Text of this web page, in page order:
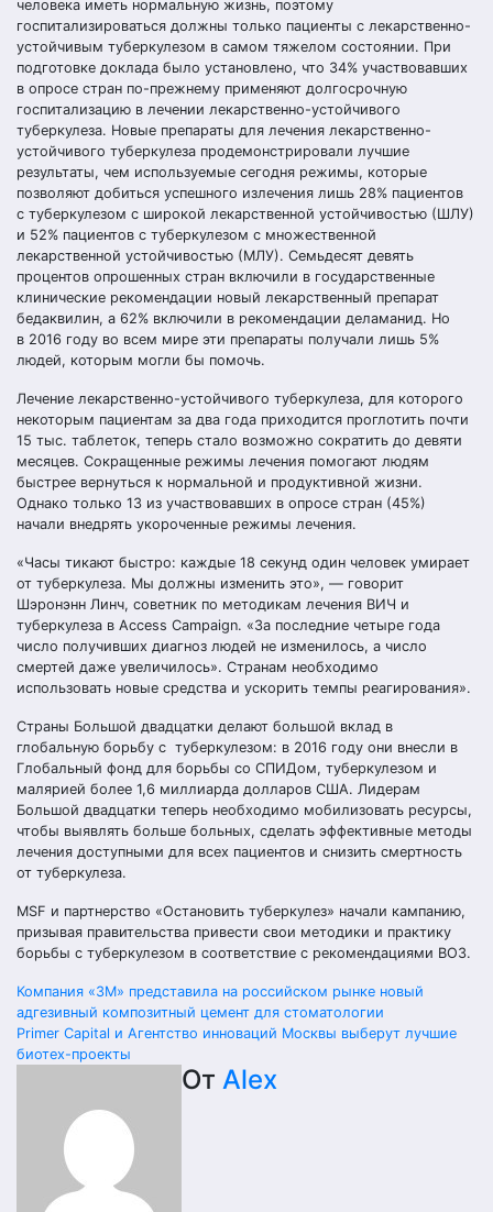
человека иметь нормальную жизнь, поэтому
госпитализироваться должны только пациенты с лекарственно-
устойчивым туберкулезом в самом тяжелом состоянии. При
подготовке доклада было установлено, что 34% участвовавших
в опросе стран по-прежнему применяют долгосрочную
госпитализацию в лечении лекарственно-устойчивого
туберкулеза. Новые препараты для лечения лекарственно-
устойчивого туберкулеза продемонстрировали лучшие
результаты, чем используемые сегодня режимы, которые
позволяют добиться успешного излечения лишь 28% пациентов
с туберкулезом с широкой лекарственной устойчивостью (ШЛУ)
и 52% пациентов с туберкулезом с множественной
лекарственной устойчивостью (МЛУ). Семьдесят девять
процентов опрошенных стран включили в государственные
клинические рекомендации новый лекарственный препарат
бедаквилин, а 62% включили в рекомендации деламанид. Но
в 2016 году во всем мире эти препараты получали лишь 5%
людей, которым могли бы помочь.
Лечение лекарственно-устойчивого туберкулеза, для которого
некоторым пациентам за два года приходится проглотить почти
15 тыс. таблеток, теперь стало возможно сократить до девяти
месяцев. Сокращенные режимы лечения помогают людям
быстрее вернуться к нормальной и продуктивной жизни.
Однако только 13 из участвовавших в опросе стран (45%)
начали внедрять укороченные режимы лечения.
«Часы тикают быстро: каждые 18 секунд один человек умирает
от туберкулеза. Мы должны изменить это», — говорит
Шэронэнн Линч, советник по методикам лечения ВИЧ и
туберкулеза в Access Campaign. «За последние четыре года
число получивших диагноз людей не изменилось, а число
смертей даже увеличилось». Странам необходимо
использовать новые средства и ускорить темпы реагирования».
Страны Большой двадцатки делают большой вклад в
глобальную борьбу с туберкулезом: в 2016 году они внесли в
Глобальный фонд для борьбы со СПИДом, туберкулезом и
малярией более 1,6 миллиарда долларов США. Лидерам
Большой двадцатки теперь необходимо мобилизовать ресурсы,
чтобы выявлять больше больных, сделать эффективные методы
лечения доступными для всех пациентов и снизить смертность
от туберкулеза.
MSF и партнерство «Остановить туберкулез» начали кампанию,
призывая правительства привести свои методики и практику
борьбы с туберкулезом в соответствие с рекомендациями ВОЗ.
Навигация
по
Компания «3М» представила на российском рынке новый
адгезивный композитный цемент для стоматологии
Primer Capital и Агентство инноваций Москвы выберут лучшие
биотех-проекты
От Alex